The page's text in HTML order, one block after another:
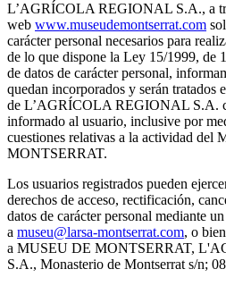
L’AGRÍCOLA REGIONAL S.A., a
web www.museudemontserrat.com
carácter personal necesarios para
de lo que dispone la Ley 15/1999, de
de datos de carácter personal,
quedan incorporados y serán tratados
de L’AGRÍCOLA REGIONAL S.A.
informado al usuario, inclusive por
cuestiones relativas a la actividad del
MONTSERRAT.
Los usuarios registrados pueden
derechos de acceso, rectificación,
datos de carácter personal mediante
a museu@larsa-montserrat.com, o
a MUSEU DE MONTSERRAT,
S.A., Monasterio de Montserrat s/n;